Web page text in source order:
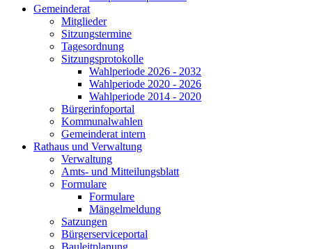
Gemeinderat
Mitglieder
Sitzungstermine
Tagesordnung
Sitzungsprotokolle
Wahlperiode 2026 - 2032
Wahlperiode 2020 - 2026
Wahlperiode 2014 - 2020
Bürgerinfoportal
Kommunalwahlen
Gemeinderat intern
Rathaus und Verwaltung
Verwaltung
Amts- und Mitteilungsblatt
Formulare
Formulare
Mängelmeldung
Satzungen
Bürgerserviceportal
Bauleitplanung